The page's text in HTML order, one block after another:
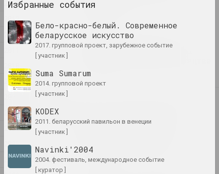
2014
2013
2012
2009
2007
2006
2005
2004
искусства
Памяць, прапаганда і
штучны інтэлект. Вынікі
публикация
2025
сябе»: выстава «Межы
прысутнасці» двух
адкрылася ў Варшаве
публикация
Избранные события
Бело-красно-белый. Современное
беларусское искусство
2017. групповой проект, зарубежное событие
[ участник ]
Suma Sumarum
2014. групповой проект
[ участник ]
KODEX
2011. беларусский павильон в венеции
[ участник ]
Navinki'2004
2004. фестиваль, международное событие
[ куратор ]